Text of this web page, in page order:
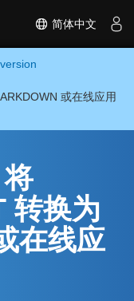
简体中文
或在线应用
转换为
在线应